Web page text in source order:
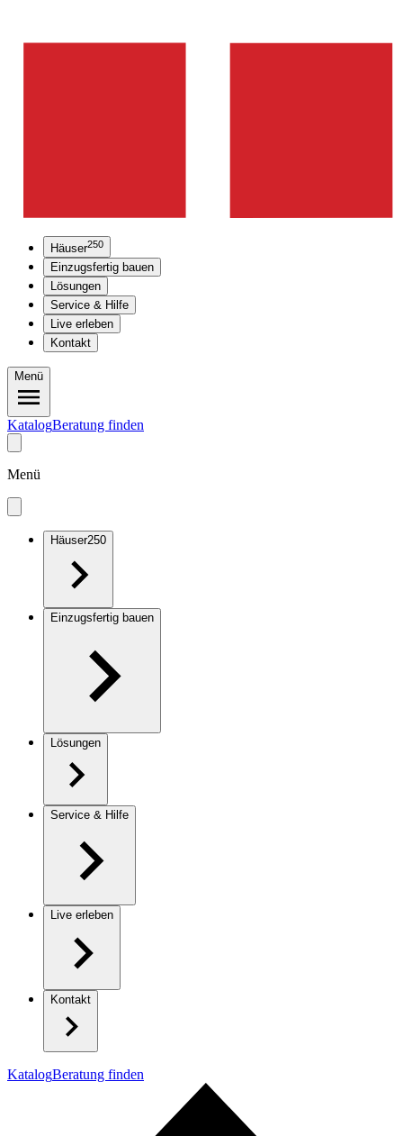
Häuser250
Einzugsfertig bauen
Lösungen
Service & Hilfe
Live erleben
Kontakt
Menü
KatalogBeratung finden
Menü
Häuser250
Einzugsfertig bauen
Lösungen
Service & Hilfe
Live erleben
Kontakt
KatalogBeratung finden